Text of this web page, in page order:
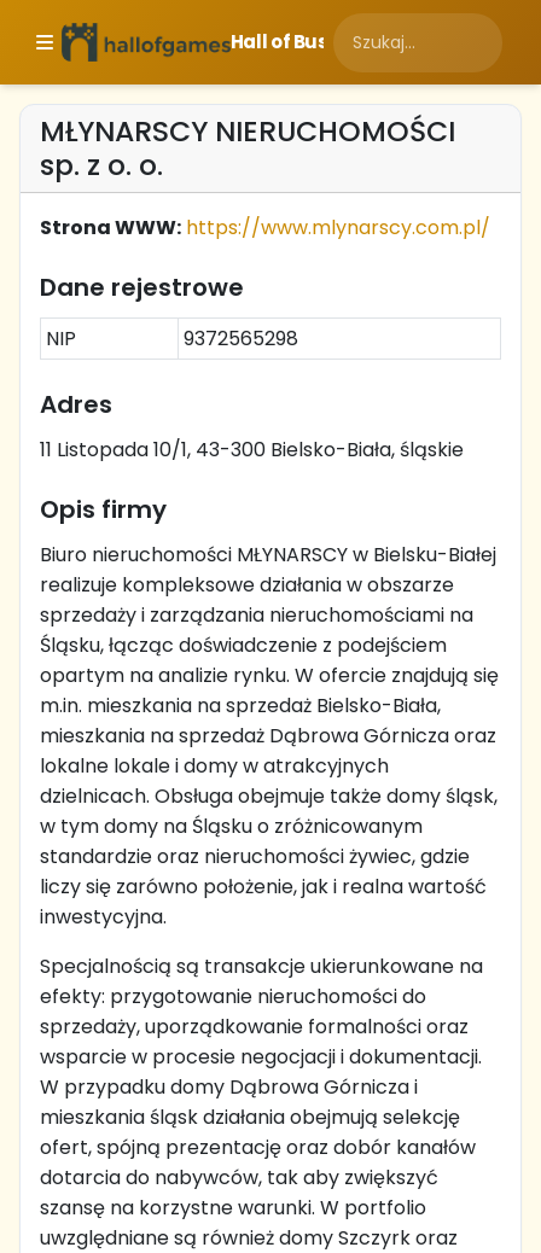
Hall of Business
MŁYNARSCY NIERUCHOMOŚCI
sp. z o. o.
Strona WWW: https://www.mlynarscy.com.pl/
Dane rejestrowe
NIP 9372565298
Adres
11 Listopada 10/1, 43-300 Bielsko-Biała, śląskie
Opis firmy
Biuro nieruchomości MŁYNARSCY w Bielsku-Białej
realizuje kompleksowe działania w obszarze
sprzedaży i zarządzania nieruchomościami na
Śląsku, łącząc doświadczenie z podejściem
opartym na analizie rynku. W ofercie znajdują się
m.in. mieszkania na sprzedaż Bielsko-Biała,
mieszkania na sprzedaż Dąbrowa Górnicza oraz
lokalne lokale i domy w atrakcyjnych
dzielnicach. Obsługa obejmuje także domy śląsk,
w tym domy na Śląsku o zróżnicowanym
standardzie oraz nieruchomości żywiec, gdzie
liczy się zarówno położenie, jak i realna wartość
inwestycyjna.
Specjalnością są transakcje ukierunkowane na
efekty: przygotowanie nieruchomości do
sprzedaży, uporządkowanie formalności oraz
wsparcie w procesie negocjacji i dokumentacji.
W przypadku domy Dąbrowa Górnicza i
mieszkania śląsk działania obejmują selekcję
ofert, spójną prezentację oraz dobór kanałów
dotarcia do nabywców, tak aby zwiększyć
szansę na korzystne warunki. W portfolio
uwzględniane są również domy Szczyrk oraz